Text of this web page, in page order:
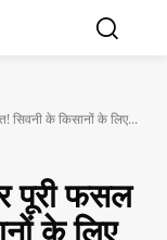
सिवनी के किसानों के लिए...
पूरी फसल
के लिए